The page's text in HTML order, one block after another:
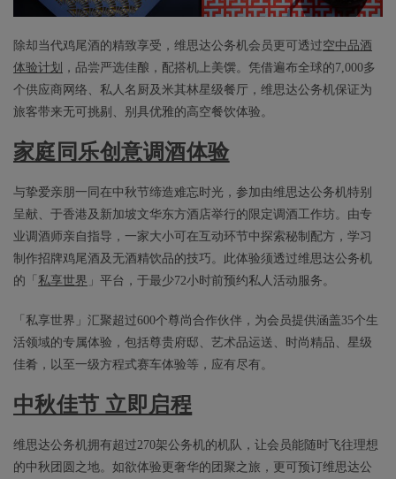
除却当代鸡尾酒的精致享受，维思达公务机会员更可透过空中品酒
体验计划 ，品尝严选佳酿，配搭机上美馔。凭借遍布全球的7,000多
个供应商网络、私人名厨及米其林星级餐厅，维思达公务机保证为
旅客带来无可挑剔、别具优雅的高空餐饮体验。
家庭同乐创意调酒体验
与挚爱亲朋一同在中秋节缔造难忘时光，参加由维思达公务机特别
呈献、于香港及新加坡文华东方酒店举行的限定调酒工作坊。由专
业调酒师亲自指导，一家大小可在互动环节中探索秘制配方，学习
制作招牌鸡尾酒及无酒精饮品的技巧。此体验须透过维思达公务机
的「 私享世界 」平台，于最少72小时前预约私人活动服务。
「私享世界」汇聚超过600个尊尚合作伙伴，为会员提供涵盖35个生
活领域的专属体验，包括尊贵府邸、艺术品运送、时尚精品、星级
佳肴，以至一级方程式赛车体验等，应有尽有。
中秋佳节 立即启程
维思达公务机拥有超过270架公务机的机队，让会员能随时飞往理想
的中秋团圆之地。如欲体验更奢华的团聚之旅，更可预订维思达公